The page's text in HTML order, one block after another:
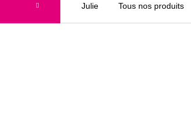
Julie Tous nos produits